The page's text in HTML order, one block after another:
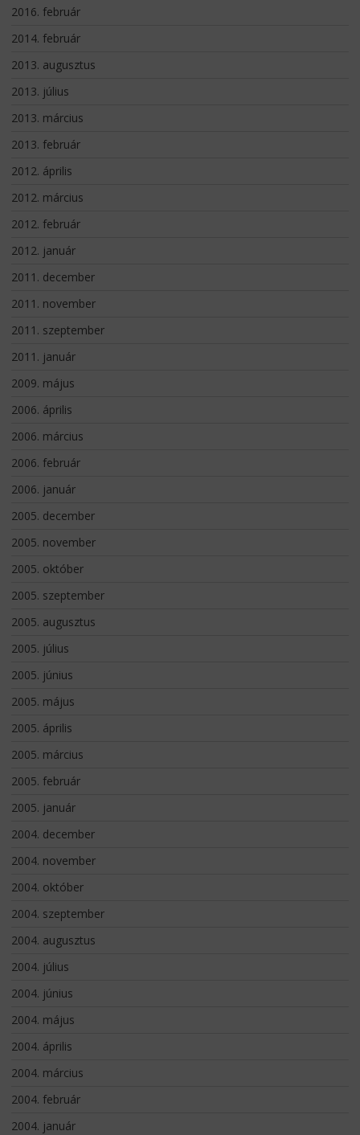
2016. február
2014. február
2013. augusztus
2013. július
2013. március
2013. február
2012. április
2012. március
2012. február
2012. január
2011. december
2011. november
2011. szeptember
2011. január
2009. május
2006. április
2006. március
2006. február
2006. január
2005. december
2005. november
2005. október
2005. szeptember
2005. augusztus
2005. július
2005. június
2005. május
2005. április
2005. március
2005. február
2005. január
2004. december
2004. november
2004. október
2004. szeptember
2004. augusztus
2004. július
2004. június
2004. május
2004. április
2004. március
2004. február
2004. január